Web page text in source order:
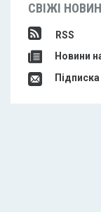
СВІЖІ
RSS
Новини